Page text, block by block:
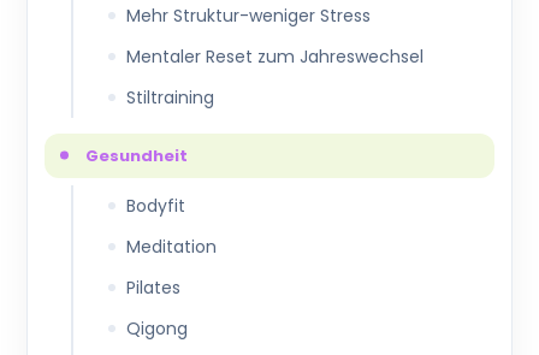
Mehr Struktur-weniger Stress
Mentaler Reset zum Jahreswechsel
Stiltraining
Gesundheit
Bodyfit
Meditation
Pilates
Qigong